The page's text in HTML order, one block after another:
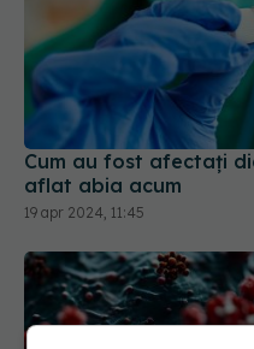
Cum au fost afectați
aflat abia acum
19 apr 2024, 11:45